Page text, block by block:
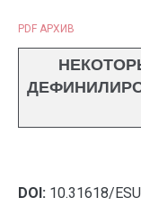
PDF АРХИВ
DOI: 10.31618/